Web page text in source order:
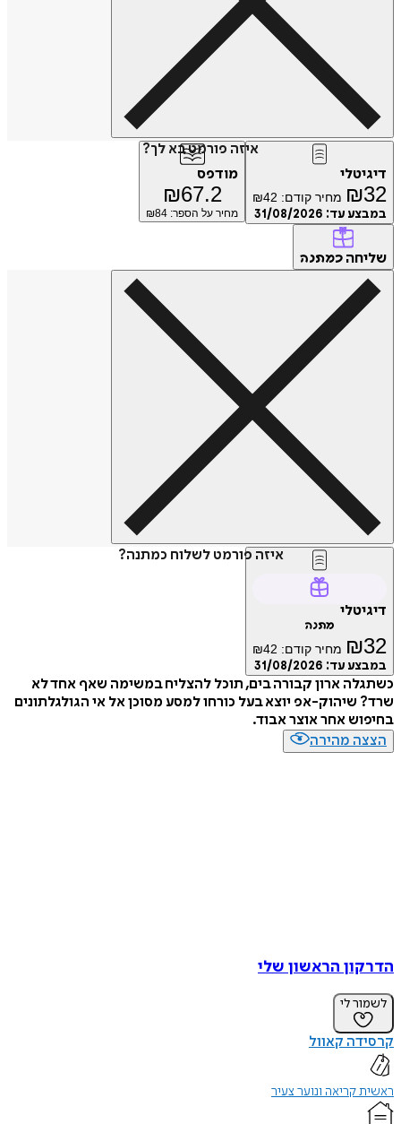
איזה פורמט בא לך?
דיגיטלי
₪32 מחיר קודם: ₪42
במבצע עד: 31/08/2026
מודפס
₪67.2
מחיר על הספר: ₪ 84
שליחה כמתנה
איזה פורמט לשלוח כמתנה?
דיגיטלי
מתנה
₪32 מחיר קודם: ₪42
במבצע עד: 31/08/2026
כשתגלה ארון קבורה בים, תוכל להצליח במשימה שאף אחד לא
שרד? שיהוק-אפ יוצא בעל כורחו למסע מסוכן אל אי הגולגלתונים
בחיפוש אחר אוצר אבוד.
הצצה מהירה
הדרקון הראשון שלי
לשמור לי
קרסידה קאוול
ראשית קריאה ונוער צעיר